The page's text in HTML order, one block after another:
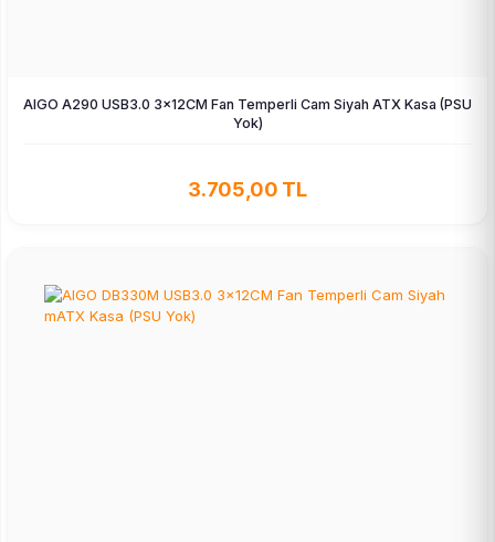
AIGO A290 USB3.0 3×12CM Fan Temperli Cam Siyah ATX Kasa (PSU
Yok)
3.705,00 TL